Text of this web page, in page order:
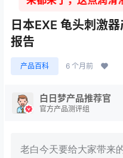
日本EXE 龟头刺激
报告
产品百科 6 个月前
白日梦产品推荐官
官方产品测评组
老白今天要给大家带来